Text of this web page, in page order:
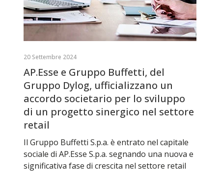
20 Settembre 2024
AP.Esse e Gruppo Buffetti, del
Gruppo Dylog, ufficializzano un
accordo societario per lo sviluppo
di un progetto sinergico nel settore
retail
Il Gruppo Buffetti S.p.a. è entrato nel capitale
sociale di AP.Esse S.p.a. segnando una nuova e
significativa fase di crescita nel settore retail